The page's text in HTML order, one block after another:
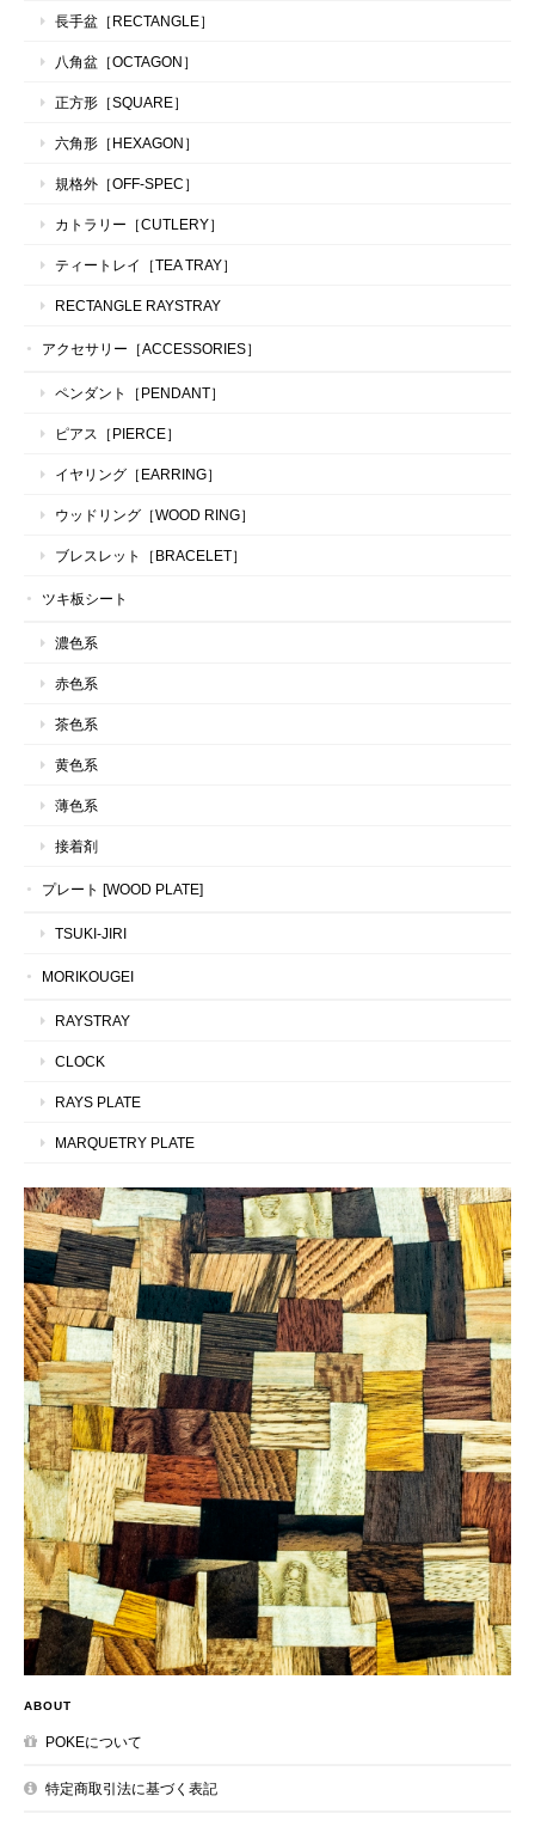
長手盆［RECTANGLE］
八角盆［OCTAGON］
正方形［SQUARE］
六角形［HEXAGON］
規格外［OFF-SPEC］
カトラリー［CUTLERY］
ティートレイ［TEA TRAY］
RECTANGLE RAYSTRAY
アクセサリー［ACCESSORIES］
ペンダント［PENDANT］
ピアス［PIERCE］
イヤリング［EARRING］
ウッドリング［WOOD RING］
ブレスレット［BRACELET］
ツキ板シート
濃色系
赤色系
茶色系
黄色系
薄色系
接着剤
プレート [WOOD PLATE]
TSUKI-JIRI
MORIKOUGEI
RAYSTRAY
CLOCK
RAYS PLATE
MARQUETRY PLATE
ABOUT
POKEについて
特定商取引法に基づく表記